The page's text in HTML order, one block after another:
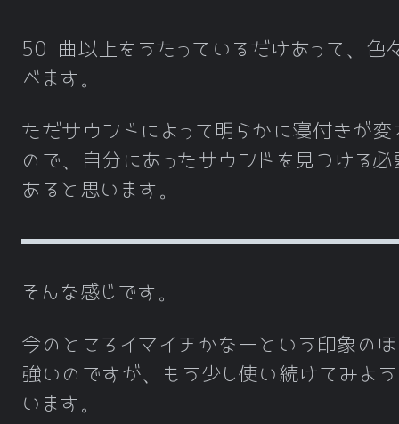
50 曲以上をうたっているだけあって、色
べます。
ただサウンドによって明らかに寝付きが変
ので、自分にあったサウンドを見つける必
あると思います。
そんな感じです。
今のところイマイチかなーという印象の
強いのですが、もう少し使い続けてみよ
います。